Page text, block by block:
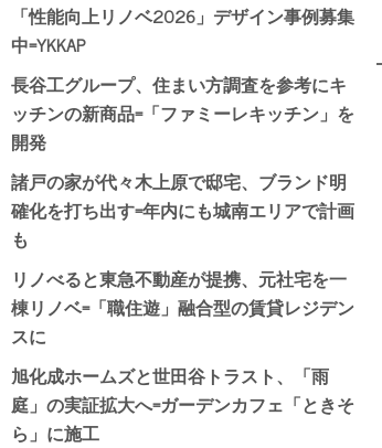
「性能向上リノベ2026」デザイン事例募集
中=YKKAP
長谷工グループ、住まい方調査を参考にキ
ッチンの新商品=「ファミーレキッチン」を
開発
諸戸の家が代々木上原で邸宅、ブランド明
確化を打ち出す=年内にも城南エリアで計画
も
リノべると東急不動産が提携、元社宅を一
棟リノベ=「職住遊」融合型の賃貸レジデン
スに
旭化成ホームズと世田谷トラスト、「雨
庭」の実証拡大へ=ガーデンカフェ「ときそ
ら」に施工